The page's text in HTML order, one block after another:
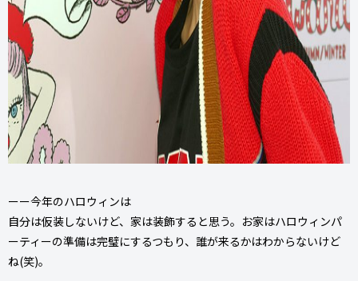
ーー今年のハロウィンは
自分は仮装しないけど、家は装飾すると思う。お家はハロウィンパ
ーティーの準備は完璧にするつもり、誰が来るかはわからないけど
ね(笑)。